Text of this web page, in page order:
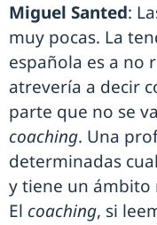
Miguel Santed:
muy pocas. La
española es a no
atrevería a decir
parte que no se
coaching. Una
determinadas
y tiene un ámbito
El coaching, si